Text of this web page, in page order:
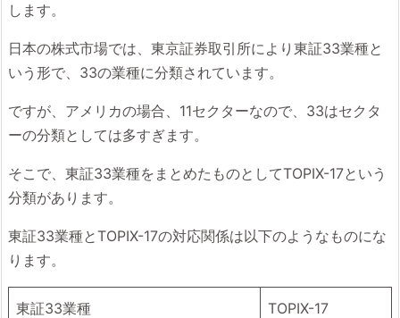
します。
日本の株式市場では、東京証券取引所により東証33業種と
いう形で、33の業種に分類されています。
ですが、アメリカの場合、11セクターなので、33はセクタ
ーの分類としては多すぎます。
そこで、東証33業種をまとめたものとしてTOPIX-17という
分類があります。
東証33業種とTOPIX-17の対応関係は以下のようなものにな
ります。
東証33業種 TOPIX-17